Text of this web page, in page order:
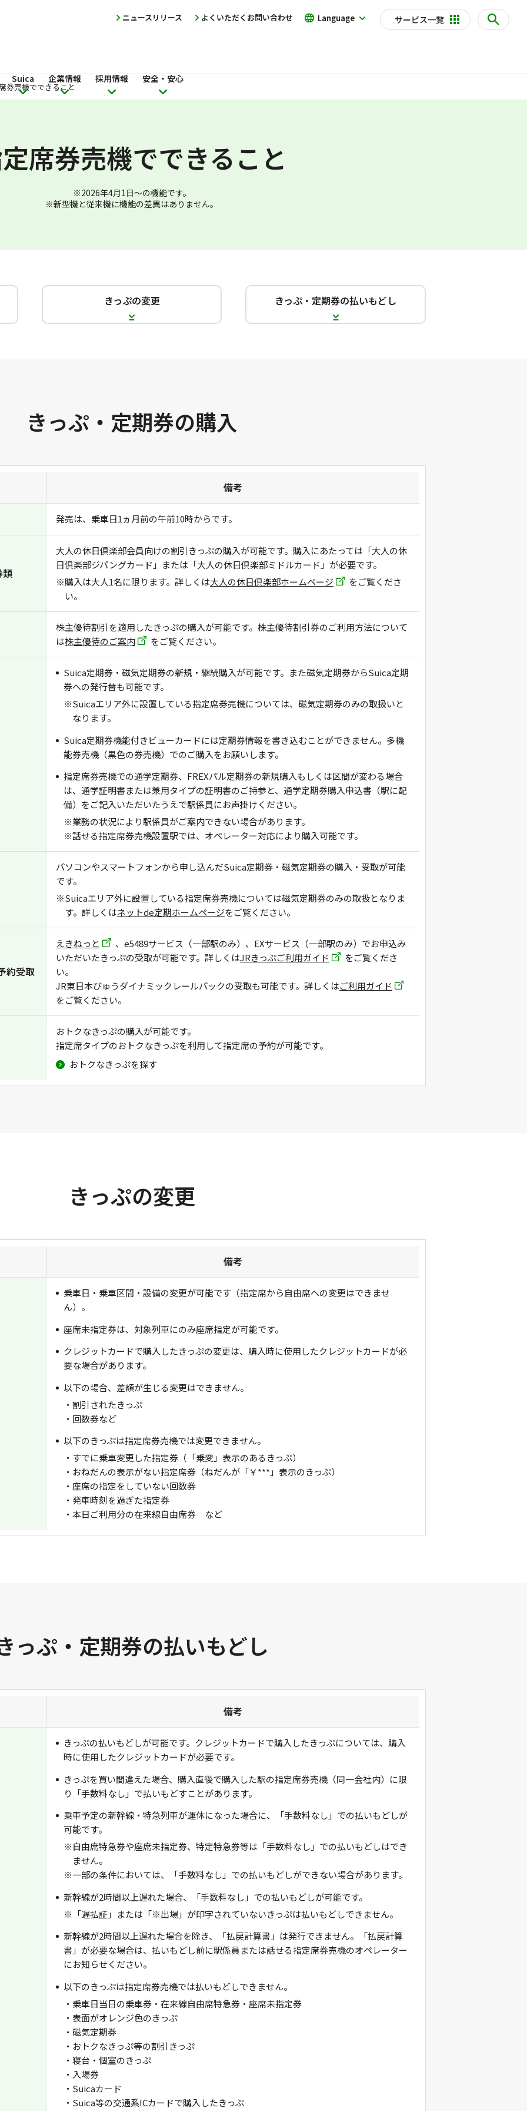
サービス一覧
Suica 企業情報 採用情報 安全・安心
Language
よくいただくお問い合わせ
ニュースリリース
券売機でできること
席券売機でできること
※2026年4月1日～の機能です。
※新型機と従来機に機能の差異はありません。
きっぷの変更 きっぷ・定期券の払いもどし
きっぷ・定期券の購入
備考
発売は、乗車日1ヵ月前の午前10時からです。
類
大人の休日倶楽部会員向けの割引きっぷの購入が可能です。購入にあたっては「大人の休
日倶楽部ジパングカード」または「大人の休日倶楽部ミドルカード」が必要です。
※購入は大人1名に限ります。詳しくは大人の休日倶楽部ホームページ
をご覧くださ
い。
株主優待割引を適用したきっぷの購入が可能です。株主優待割引券のご利用方法について
は株主優待のご案内 をご覧ください。
Suica定期券・磁気定期券の新規・継続購入が可能です。また磁気定期券からSuica定期
券への発行替も可能です。
※Suicaエリア外に設置している指定席券売機については、磁気定期券のみの取扱いと
なります。
Suica定期券機能付きビューカードには定期券情報を書き込むことができません。多機
能券売機（黒色の券売機）でのご購入をお願いします。
指定席券売機での通学定期券、FREXパル定期券の新規購入もしくは区間が変わる場合
は、通学証明書または兼用タイプの証明書のご持参と、通学定期券購入申込書（駅に配
備）をご記入いただいたうえで駅係員にお声掛けください。
※業務の状況により駅係員がご案内できない場合があります。
※話せる指定席券売機設置駅では、オペレーター対応により購入可能です。
パソコンやスマートフォンから申し込んだSuica定期券・磁気定期券の購入・受取が可能
です。
※Suicaエリア外に設置している指定席券売機については磁気定期券のみの取扱となりま
す。詳しくはネットde定期ホームページをご覧ください。
約受取
えきねっと
、e5489サービス（一部駅のみ）、EXサービス（一部駅のみ）でお申込み
いただいたきっぷの受取が可能です。詳しくはJRきっぷご利用ガイド
をご覧くださ
い。
JR東日本びゅうダイナミックレールパックの受取も可能です。詳しくはご利用ガイド
をご覧ください。
おトクなきっぷの購入が可能です。
指定席タイプのおトクなきっぷを利用して指定席の予約が可能です。
おトクなきっぷを探す
きっぷの変更
備考
乗車日・乗車区間・設備の変更が可能です（指定席から自由席への変更はできませ
ん）。
座席未指定券は、対象列車にのみ座席指定が可能です。
クレジットカードで購入したきっぷの変更は、購入時に使用したクレジットカードが必
要な場合があります。
以下の場合、差額が生じる変更はできません。
・割引されたきっぷ
・回数券など
以下のきっぷは指定席券売機では変更できません。
・すでに乗車変更した指定券（「乗変」表示のあるきっぷ）
・おねだんの表示がない指定席券（ねだんが「￥***」表示のきっぷ）
・座席の指定をしていない回数券
・発車時刻を過ぎた指定券
・本日ご利用分の在来線自由席券 など
っぷ・定期券の払いもどし
備考
きっぷの払いもどしが可能です。クレジットカードで購入したきっぷについては、購入
時に使用したクレジットカードが必要です。
きっぷを買い間違えた場合、購入直後で購入した駅の指定席券売機（同一会社内）に限
り「手数料なし」で払いもどすことがあります。
乗車予定の新幹線・特急列車が運休になった場合に、「手数料なし」での払いもどしが
可能です。
※自由席特急券や座席未指定券、特定特急券等は「手数料なし」での払いもどしはでき
ません。
※一部の条件においては、「手数料なし」での払いもどしができない場合があります。
新幹線が2時間以上遅れた場合、「手数料なし」での払いもどしが可能です。
※「遅払証」または「※出場」が印字されていないきっぷは払いもどしできません。
新幹線が2時間以上遅れた場合を除き、「払戻計算書」は発行できません。「払戻計算
書」が必要な場合は、払いもどし前に駅係員または話せる指定席券売機のオペレーター
にお知らせください。
以下のきっぷは指定席券売機では払いもどしできません。
・乗車日当日の乗車券・在来線自由席特急券・座席未指定券
・表面がオレンジ色のきっぷ
・磁気定期券
・おトクなきっぷ等の割引きっぷ
・寝台・個室のきっぷ
・入場券
・Suicaカード
・Suica等の交通系ICカードで購入したきっぷ